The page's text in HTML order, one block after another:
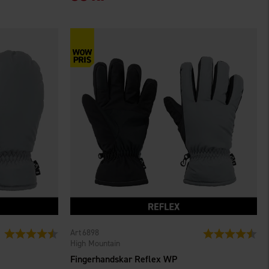
Betyg: 4.6 utav 5 stjärnor
Fingerhandskar Reflex WP
High Mountain
6898 Betyg: